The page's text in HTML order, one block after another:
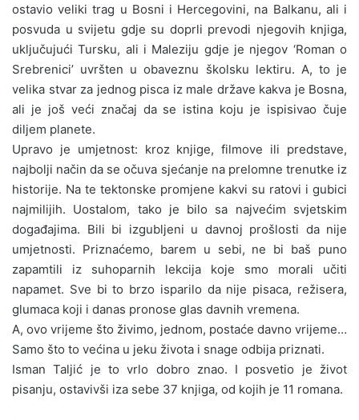
ostavio veliki trag u Bosni i Hercegovini, na Balkanu, ali i
posvuda u svijetu gdje su doprli prevodi njegovih knjiga,
uključujući Tursku, ali i Maleziju gdje je njegov ‘Roman o
Srebrenici’ uvršten u obaveznu školsku lektiru. A, to je
velika stvar za jednog pisca iz male države kakva je Bosna,
ali je još veći značaj da se istina koju je ispisivao čuje
diljem planete.
Upravo je umjetnost: kroz knjige, filmove ili predstave,
najbolji način da se očuva sjećanje na prelomne trenutke iz
historije. Na te tektonske promjene kakvi su ratovi i gubici
najmilijih. Uostalom, tako je bilo sa najvećim svjetskim
događajima. Bili bi izgubljeni u davnoj prošlosti da nije
umjetnosti. Priznaćemo, barem u sebi, ne bi baš puno
zapamtili iz suhoparnih lekcija koje smo morali učiti
napamet. Sve bi to brzo isparilo da nije pisaca, režisera,
glumaca koji i danas pronose glas davnih vremena.
A, ovo vrijeme što živimo, jednom, postaće davno vrijeme…
Samo što to većina u jeku života i snage odbija priznati.
Isman Taljić je to vrlo dobro znao. I posvetio je život
pisanju, ostavivši iza sebe 37 knjiga, od kojih je 11 romana.